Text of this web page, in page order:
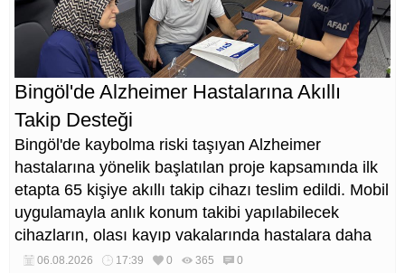
Bingöl'de Alzheimer Hastalarına Akıllı
Takip Desteği
Bingöl'de kaybolma riski taşıyan Alzheimer
hastalarına yönelik başlatılan proje kapsamında ilk
etapta 65 kişiye akıllı takip cihazı teslim edildi. Mobil
uygulamayla anlık konum takibi yapılabilecek
cihazların, olası kayıp vakalarında hastalara daha
kısa sürede ulaşılmasını sağlaması hedefleniyor.
06.08.2026 17:39 0 365 0